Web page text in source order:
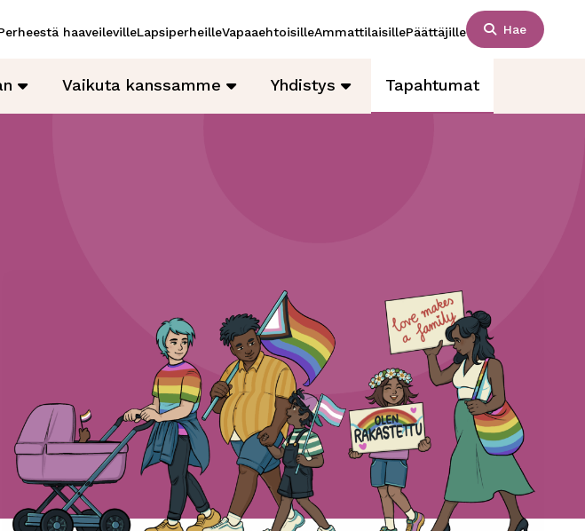
haaveilevilleLapsiperheilleVapaaehtoisilleAmmattilaisillePäättäjille Hae
Vaikuta kanssamme Yhdistys Tapahtumat